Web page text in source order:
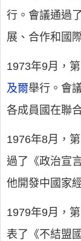
行。會議通過
展、合作和國
1973年9月，
及爾舉行。會
各成員國在聯
1976年8月，
過了《政治宣
他開發中國家
1979年9月，
表了《不結盟